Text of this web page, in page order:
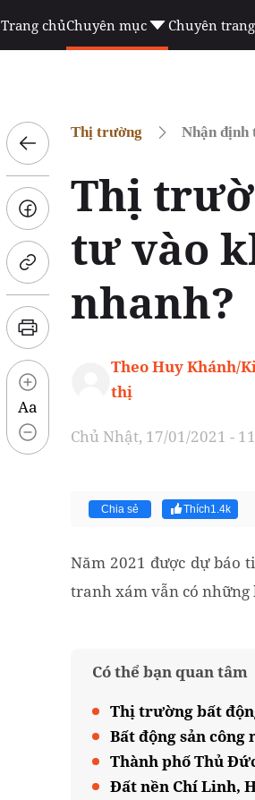
Trang chủChuyên mục Chuyên trang
Aa
Thị trường Nhận
Thị
tư vào
nhanh?
Theo Huy Khánh/
thị
Chủ Nhật, 17/01/2021 -
Chia sẻ Thích1.4k
Năm 2021 được dự báo
tranh xám vẫn có những
Có thể bạn quan tâm
Thị trường bất
Bất động sản công
Thành phố Thủ
Đất nền Chí Linh,